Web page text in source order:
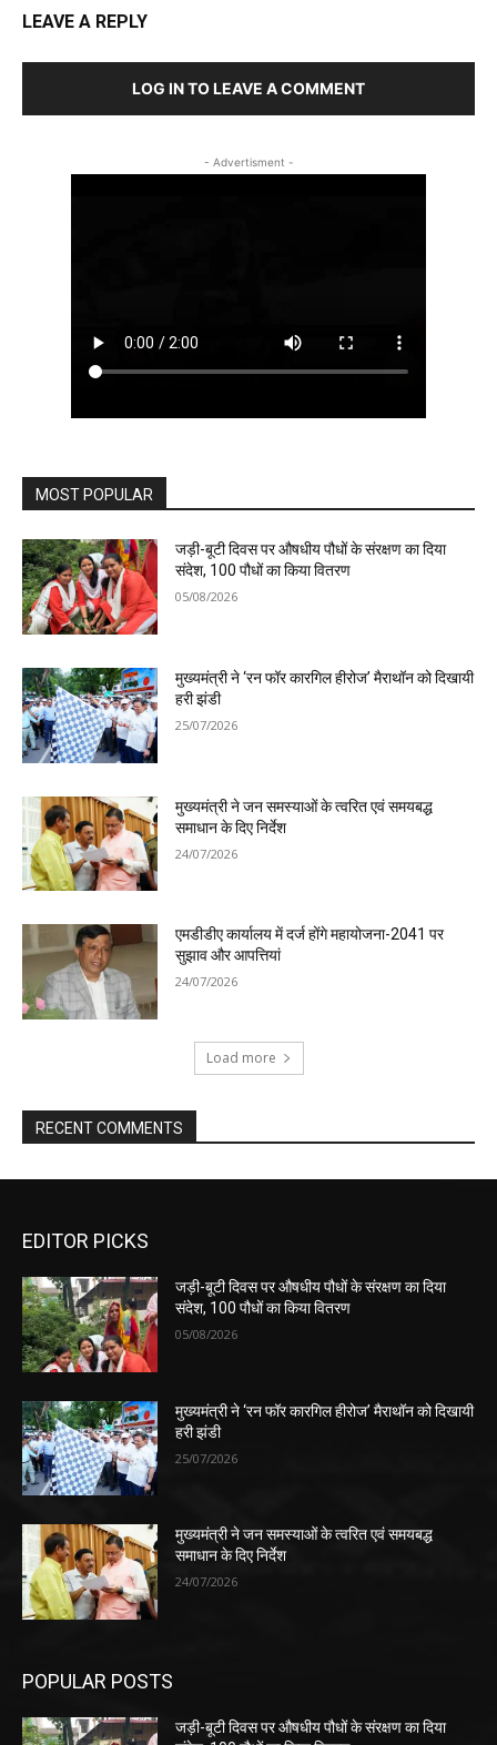
LEAVE A REPLY
LOG IN TO LEAVE A COMMENT
- Advertisment -
MOST POPULAR
जड़ी-बूटी दिवस पर औषधीय पौधों के संरक्षण का दिया
संदेश, 100 पौधों का किया वितरण
05/08/2026
मुख्यमंत्री ने ‘रन फॉर कारगिल हीरोज’ मैराथॉन को दिखायी
हरी झंडी
25/07/2026
मुख्यमंत्री ने जन समस्याओं के त्वरित एवं समयबद्ध
समाधान के दिए निर्देश
24/07/2026
एमडीडीए कार्यालय में दर्ज होंगे महायोजना-2041 पर
सुझाव और आपत्तियां
24/07/2026
Load more
RECENT COMMENTS
EDITOR PICKS
जड़ी-बूटी दिवस पर औषधीय पौधों के संरक्षण का दिया
संदेश, 100 पौधों का किया वितरण
05/08/2026
मुख्यमंत्री ने ‘रन फॉर कारगिल हीरोज’ मैराथॉन को दिखायी
हरी झंडी
25/07/2026
मुख्यमंत्री ने जन समस्याओं के त्वरित एवं समयबद्ध
समाधान के दिए निर्देश
24/07/2026
POPULAR POSTS
जड़ी-बूटी दिवस पर औषधीय पौधों के संरक्षण का दिया